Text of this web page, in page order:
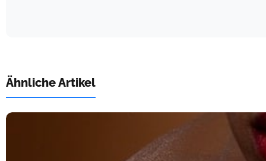
Ähnliche Artikel